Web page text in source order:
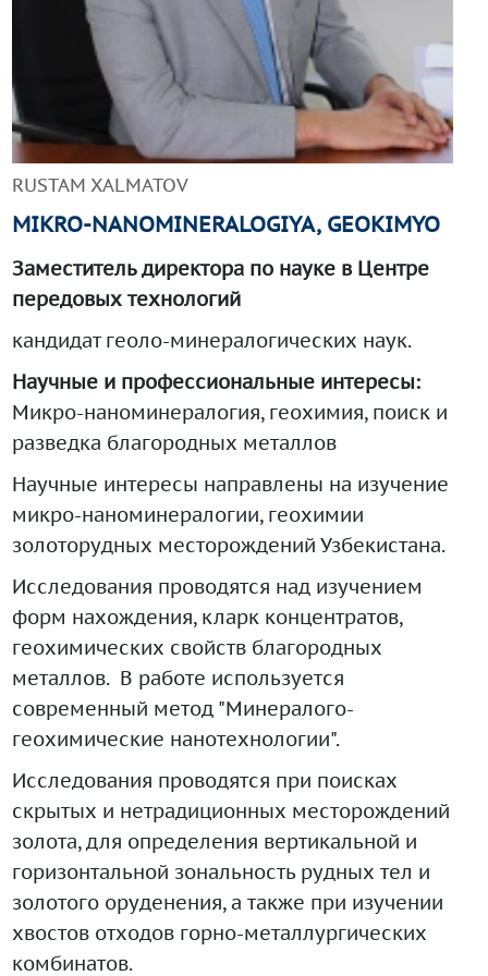
+99890 319 23 51
Инструмент диагностики ИС ВОИС
RUSTAM XALMATOV
MIKRO-NANOMINERALOGIYA, GEOKIMYO
Заместитель директора по науке в Центре
передовых технологий
кандидат геоло-минералогических наук.
Научные и профессиональные интересы:
Микро-наноминералогия, геохимия, поиск и
разведка благородных металлов
Научные интересы направлены на изучение
микро-наноминералогии, геохимии
золоторудных месторождений Узбекистана.
Исследования проводятся над изучением
форм нахождения, кларк концентратов,
геохимических свойств благородных
металлов. В работе используется
современный метод "Минералого-
геохимические нанотехнологии".
Исследования проводятся при поисках
скрытых и нетрадиционных месторождений
золота, для определения вертикальной и
горизонтальной зональность рудных тел и
золотого оруденения, а также при изучении
хвостов отходов горно-металлургических
комбинатов.